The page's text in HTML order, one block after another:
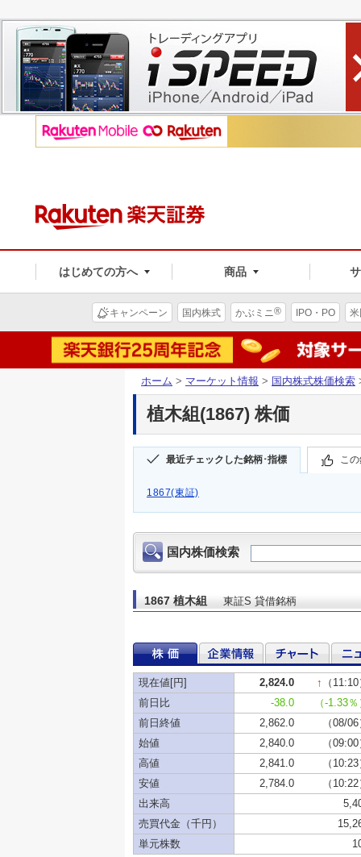
はじめての方へ 商品
キャンペーン 国内株式 かぶミニ® IPO・PO
ホーム > マーケット情報 > 国内株式株価検索
植木組(1867) 株価
最近チェックした銘柄･指標 こ
1867(東証)